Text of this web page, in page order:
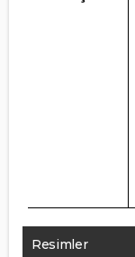
Resimler